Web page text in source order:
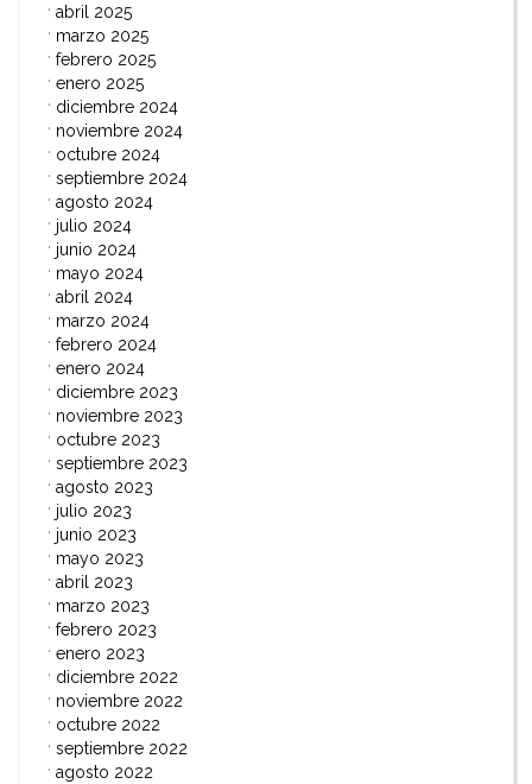
abril 2025
marzo 2025
febrero 2025
enero 2025
diciembre 2024
noviembre 2024
octubre 2024
septiembre 2024
agosto 2024
julio 2024
junio 2024
mayo 2024
abril 2024
marzo 2024
febrero 2024
enero 2024
diciembre 2023
noviembre 2023
octubre 2023
septiembre 2023
agosto 2023
julio 2023
junio 2023
mayo 2023
abril 2023
marzo 2023
febrero 2023
enero 2023
diciembre 2022
noviembre 2022
octubre 2022
septiembre 2022
agosto 2022